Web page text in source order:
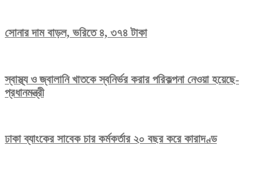
সোনার দাম বাড়ল, ভরিতে ৪, ৩৭৪ টাকা
স্বাস্থ্য ও জ্বালানি খাতকে স্বনির্ভর করার পরিকল্পনা নেওয়া হয়েছে-
প্রধানমন্ত্রী
ঢাকা ব্যাংকের সাবেক চার কর্মকর্তার ২০ বছর করে কারাদণ্ড